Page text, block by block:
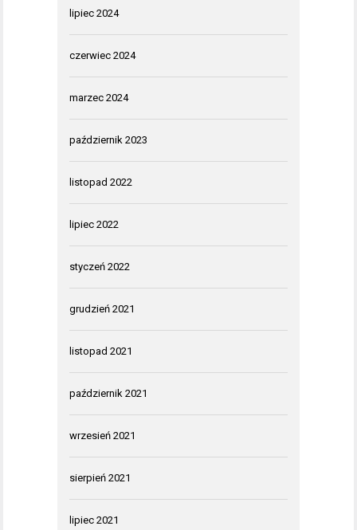
lipiec 2024
czerwiec 2024
marzec 2024
październik 2023
listopad 2022
lipiec 2022
styczeń 2022
grudzień 2021
listopad 2021
październik 2021
wrzesień 2021
sierpień 2021
lipiec 2021